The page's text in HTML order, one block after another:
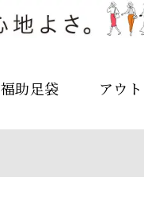
福助足袋 アウ